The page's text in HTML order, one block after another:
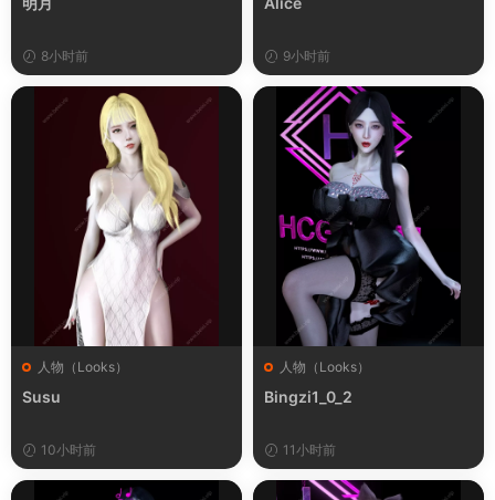
8小时前 9小时前
人物（Looks）
Susu
10小时前
人物（Looks）
Bingzi1_0_2
11小时前